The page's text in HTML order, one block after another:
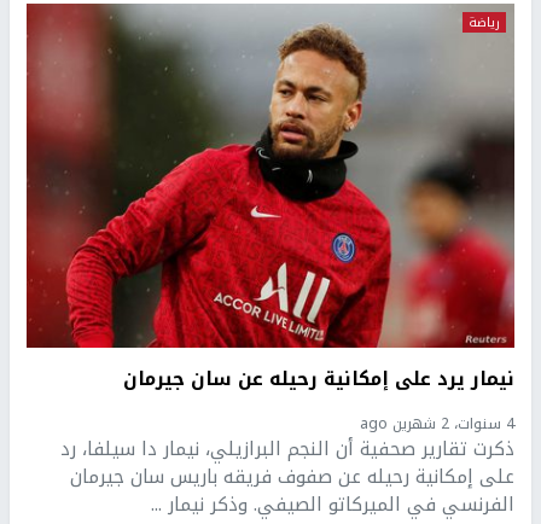
رياضة
نيمار يرد على إمكانية رحيله عن سان جيرمان
4 سنوات، 2 شهرين ago
ذكرت تقارير صحفية أن النجم البرازيلي، نيمار دا سيلفا، رد
على إمكانية رحيله عن صفوف فريقه باريس سان جيرمان
الفرنسي في الميركاتو الصيفي. وذكر نيمار ...